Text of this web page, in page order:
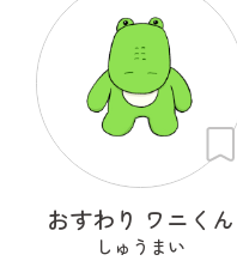
おすわり ワニくん
しゅうまい